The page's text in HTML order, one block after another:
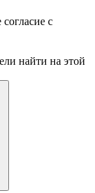
с
найти на этой